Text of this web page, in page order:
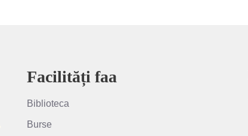
Facilități faa
Biblioteca
Burse